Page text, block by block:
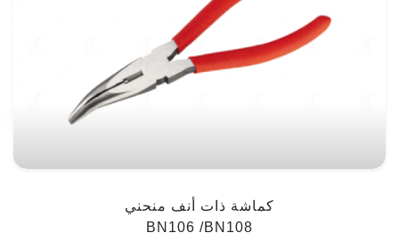
كماشة ذات أنف منحني
BN106 /BN108